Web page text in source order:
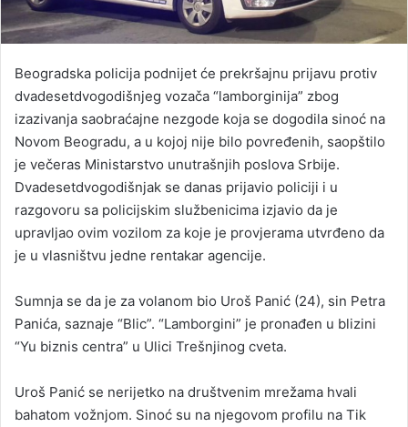
Beogradska policija podnijet će prekršajnu prijavu protiv
dvadesetdvogodišnjeg vozača “lamborginija” zbog
izazivanja saobraćajne nezgode koja se dogodila sinoć na
Novom Beogradu, a u kojoj nije bilo povređenih, saopštilo
je večeras Ministarstvo unutrašnjih poslova Srbije.
Dvadesetdvogodišnjak se danas prijavio policiji i u
razgovoru sa policijskim službenicima izjavio da je
upravljao ovim vozilom za koje je provjerama utvrđeno da
je u vlasništvu jedne rentakar agencije.
Sumnja se da je za volanom bio Uroš Panić (24), sin Petra
Panića, saznaje “Blic”. “Lamborgini” je pronađen u blizini
“Yu biznis centra” u Ulici Trešnjinog cveta.
Uroš Panić se nerijetko na društvenim mrežama hvali
bahatom vožnjom. Sinoć su na njegovom profilu na Tik